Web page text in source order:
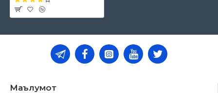
Мадина Аллоҳ таоло инояти ила қўрилган
Набий алайҳиссаломнинг Мадинага ва унинг аҳлига дуолари
Набий соллаллоҳу алайҳи васаллам қабрларини зиёрат қилиш
Маълумот